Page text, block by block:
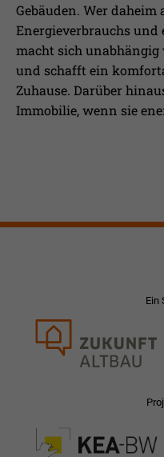
Gebäuden. Wer daheim
Energieverbrauchs und
macht sich
und schafft ein
Zuhause. Darüber
Immobilie, wenn sie
Ein